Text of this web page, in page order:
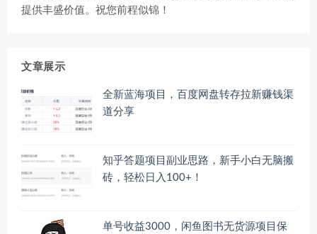
提供丰盛价值。祝您前程似锦！
文章展示
全新蓝海项目，百度网盘转存拉新赚钱渠
道分享
知乎答题项目副业思路，新手小白无脑搬
砖，轻松日入100+！
单号收益3000，闲鱼图书无货源项目保